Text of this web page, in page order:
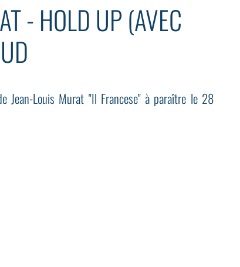
- HOLD UP (AVEC
Jean-Louis Murat "Il Francese" à paraître le 28